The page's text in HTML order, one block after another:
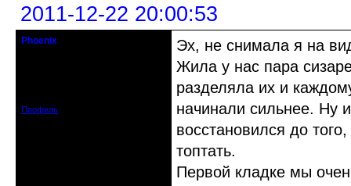
2011-12-22 20:00:53
Phoenix
Профиль
Эх, не снимала я на
Жила у нас пара
разделяла их и
начинали сильнее. Ну
восстановился до
топтать.
Первой кладке мы